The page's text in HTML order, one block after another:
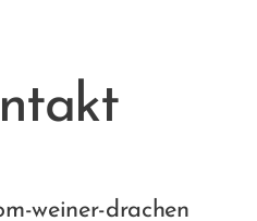
weiner-drachen